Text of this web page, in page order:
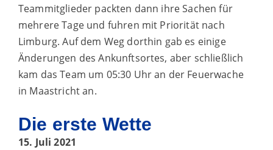
Teammitglieder packten dann ihre Sachen für
mehrere Tage und fuhren mit Priorität nach
Limburg. Auf dem Weg dorthin gab es einige
Änderungen des Ankunftsortes, aber schließlich
kam das Team um 05:30 Uhr an der Feuerwache
in Maastricht an.
Die erste Wette
15. Juli 2021